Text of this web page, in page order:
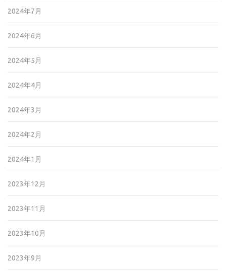
2024年7月
2024年6月
2024年5月
2024年4月
2024年3月
2024年2月
2024年1月
2023年12月
2023年11月
2023年10月
2023年9月